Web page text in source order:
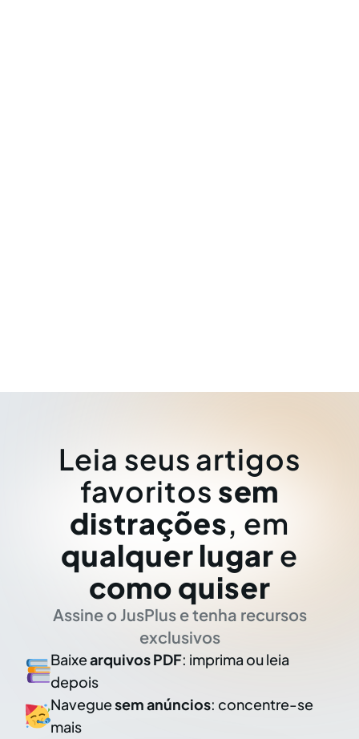
Leia seus artigos
favoritos sem
distrações, em
qualquer lugar e
como quiser
Assine o JusPlus e tenha recursos
exclusivos
Baixearquivos PDF: imprima ou leia
depois
Naveguesem anúncios: concentre-se
mais